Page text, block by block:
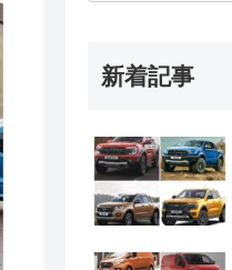
新着記事